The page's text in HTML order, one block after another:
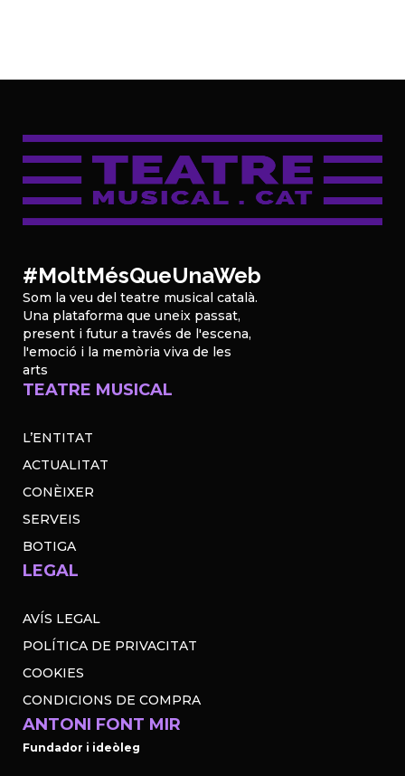
#MoltMésQueUnaWeb
Som la veu del teatre musical català.
Una plataforma que uneix passat,
present i futur a través de l'escena,
l'emoció i la memòria viva de les
arts
TEATRE MUSICAL
L’ENTITAT
ACTUALITAT
CONÈIXER
SERVEIS
BOTIGA
LEGAL
AVÍS LEGAL
POLÍTICA DE PRIVACITAT
COOKIES
CONDICIONS DE COMPRA
ANTONI FONT MIR
Fundador i ideòleg